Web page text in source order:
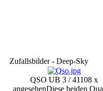
Zufallsbilder - Deep-Sky
QSO UB 3 / 41108 x
angesehenDiese beiden